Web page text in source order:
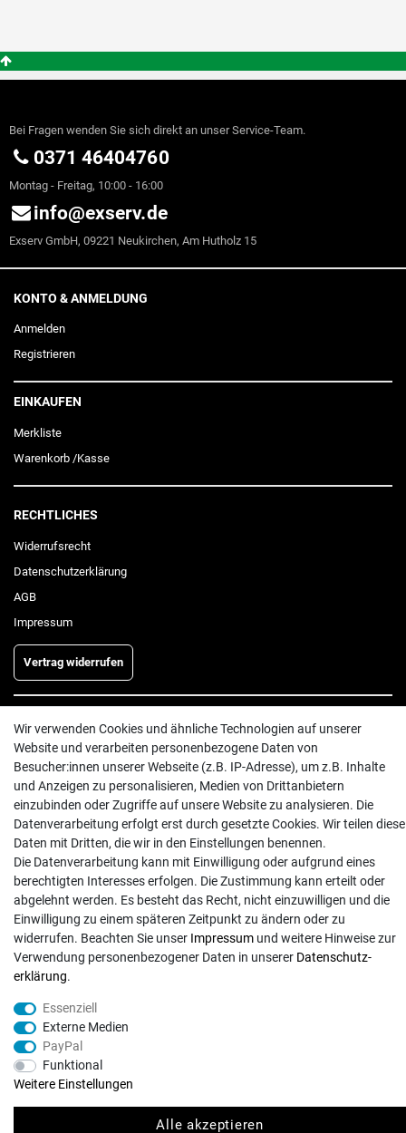
Bei Fragen wenden Sie sich direkt an unser Service-Team.
0371 46404760
Montag - Freitag, 10:00 - 16:00
info@exserv.de
Exserv GmbH, 09221 Neukirchen, Am Hutholz 15
KONTO & ANMELDUNG
Anmelden
Registrieren
EINKAUFEN
Merkliste
Warenkorb /Kasse
RECHTLICHES
Widerrufs­recht
Daten­schutz­erklärung
AGB
Impressum
Vertrag widerrufen
INFORMATIONEN
Batterieentsorgung
Hilfe
Versand
Zahlungsarten
Kontakt
© Copyright 2026 | Alle Rechte vorbehalten. - Exserv | Realisationcolornativ /
Wir verwenden Cookies und ähnliche Technologien auf unserer
Website und verarbeiten personenbezogene Daten von
Besucher:innen unserer Webseite (z.B. IP-Adresse), um z.B. Inhalte
und Anzeigen zu personalisieren, Medien von Drittanbietern
einzubinden oder Zugriffe auf unsere Website zu analysieren. Die
Datenverarbeitung erfolgt erst durch gesetzte Cookies. Wir teilen diese
Daten mit Dritten, die wir in den Einstellungen benennen.
Die Datenverarbeitung kann mit Einwilligung oder aufgrund eines
berechtigten Interesses erfolgen. Die Zustimmung kann erteilt oder
abgelehnt werden. Es besteht das Recht, nicht einzuwilligen und die
Einwilligung zu einem späteren Zeitpunkt zu ändern oder zu
widerrufen. Beachten Sie unser Impressum und weitere Hinweise zur
Verwendung personenbezogener Daten in unserer Daten­schutz­
erklärung.
Essenziell
Externe Medien
PayPal
Funktional
Weitere Einstellungen
Alle akzeptieren